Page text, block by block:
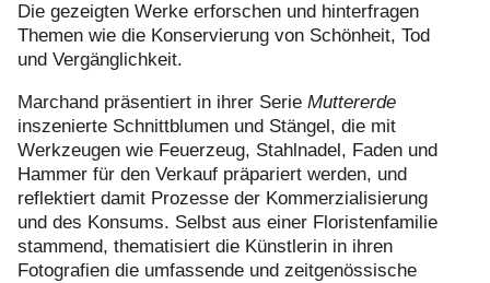
Die gezeigten Werke erforschen und hinterfragen
Themen wie die Konservierung von Schönheit, Tod
und Vergänglichkeit.
Marchand präsentiert in ihrer Serie Muttererde
inszenierte Schnittblumen und Stängel, die mit
Werkzeugen wie Feuerzeug, Stahlnadel, Faden und
Hammer für den Verkauf präpariert werden, und
reflektiert damit Prozesse der Kommerzialisierung
und des Konsums. Selbst aus einer Floristenfamilie
stammend, thematisiert die Künstlerin in ihren
Fotografien die umfassende und zeitgenössische